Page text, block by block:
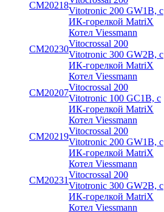
CM20218
Vitotronic 200 GW1B, с
ИК-горелкой MatriX
CM20230
Котел Viessmann
Vitocrossal 200
Vitotronic 300 GW2B, с
ИК-горелкой MatriX
CM20207
Котел Viessmann
Vitocrossal 200
Vitotronic 100 GC1B, с
ИК-горелкой MatriX
CM20219
Котел Viessmann
Vitocrossal 200
Vitotronic 200 GW1B, с
ИК-горелкой MatriX
CM20231
Котел Viessmann
Vitocrossal 200
Vitotronic 300 GW2B, с
ИК-горелкой MatriX
Котел Viessmann